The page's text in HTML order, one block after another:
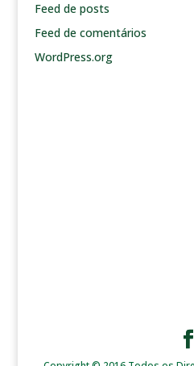
Feed de posts
Feed de comentários
WordPress.org